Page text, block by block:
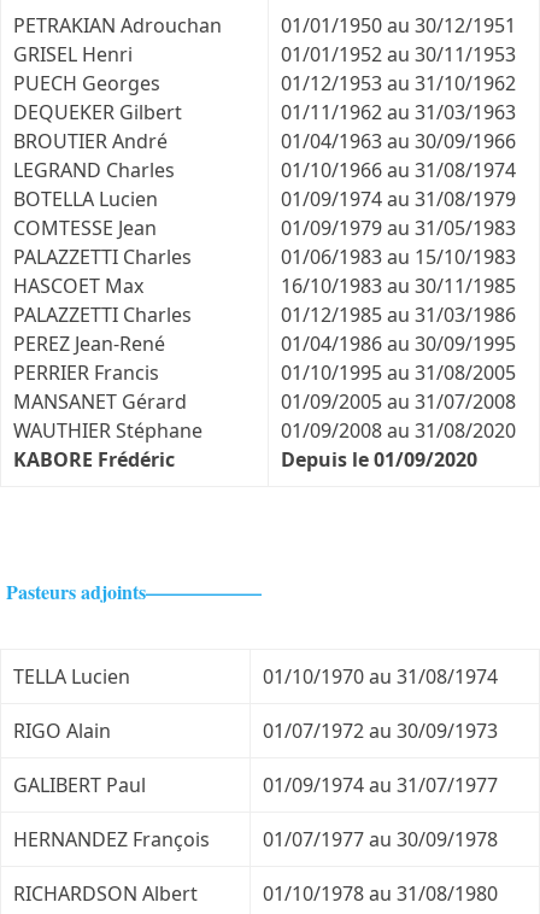
PETRAKIAN Adrouchan
GRISEL Henri
PUECH Georges
DEQUEKER Gilbert
BROUTIER André
LEGRAND Charles
BOTELLA Lucien
COMTESSE Jean
PALAZZETTI Charles
HASCOET Max
PALAZZETTI Charles
PEREZ Jean-René
PERRIER Francis
MANSANET Gérard
WAUTHIER Stéphane
KABORE Frédéric
01/01/1950 au 30/12/1951
01/01/1952 au 30/11/1953
01/12/1953 au 31/10/1962
01/11/1962 au 31/03/1963
01/04/1963 au 30/09/1966
01/10/1966 au 31/08/1974
01/09/1974 au 31/08/1979
01/09/1979 au 31/05/1983
01/06/1983 au 15/10/1983
16/10/1983 au 30/11/1985
01/12/1985 au 31/03/1986
01/04/1986 au 30/09/1995
01/10/1995 au 31/08/2005
01/09/2005 au 31/07/2008
01/09/2008 au 31/08/2020
Depuis le 01/09/2020
Pasteurs adjoints——————
TELLA Lucien 01/10/1970 au 31/08/1974
RIGO Alain 01/07/1972 au 30/09/1973
GALIBERT Paul 01/09/1974 au 31/07/1977
HERNANDEZ François 01/07/1977 au 30/09/1978
RICHARDSON Albert 01/10/1978 au 31/08/1980